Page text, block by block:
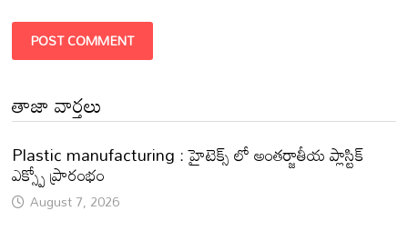
తాజా వార్తలు
Plastic manufacturing : హైటెక్స్ లో అంతర్జాతీయ ప్లాస్టిక్
ఎక్స్పో ప్రారంభం
August 7, 2026